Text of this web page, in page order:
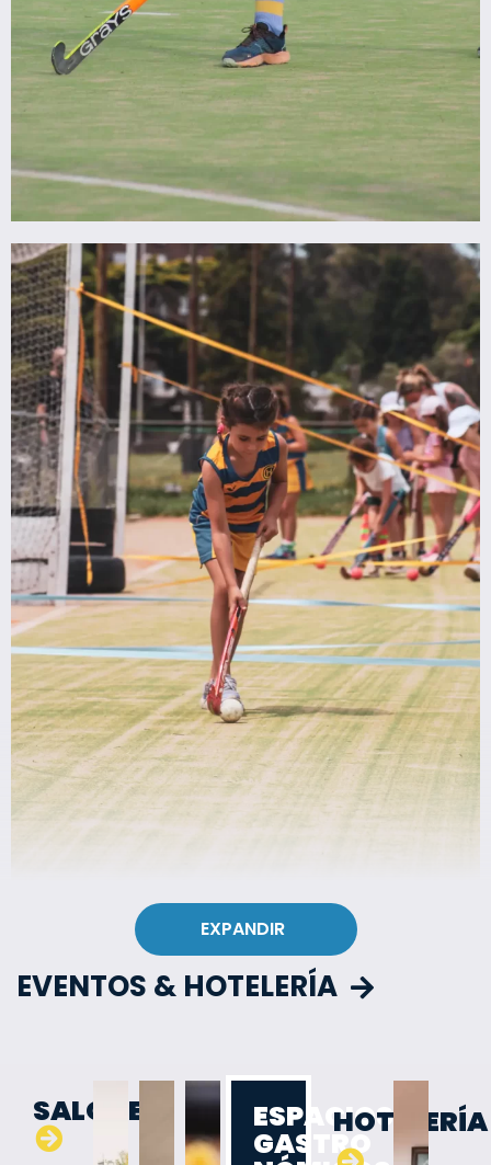
EXPANDIR
EVENTOS & HOTELERÍA
SALONES ESPACIOS
GASTRO
HOTELERÍA